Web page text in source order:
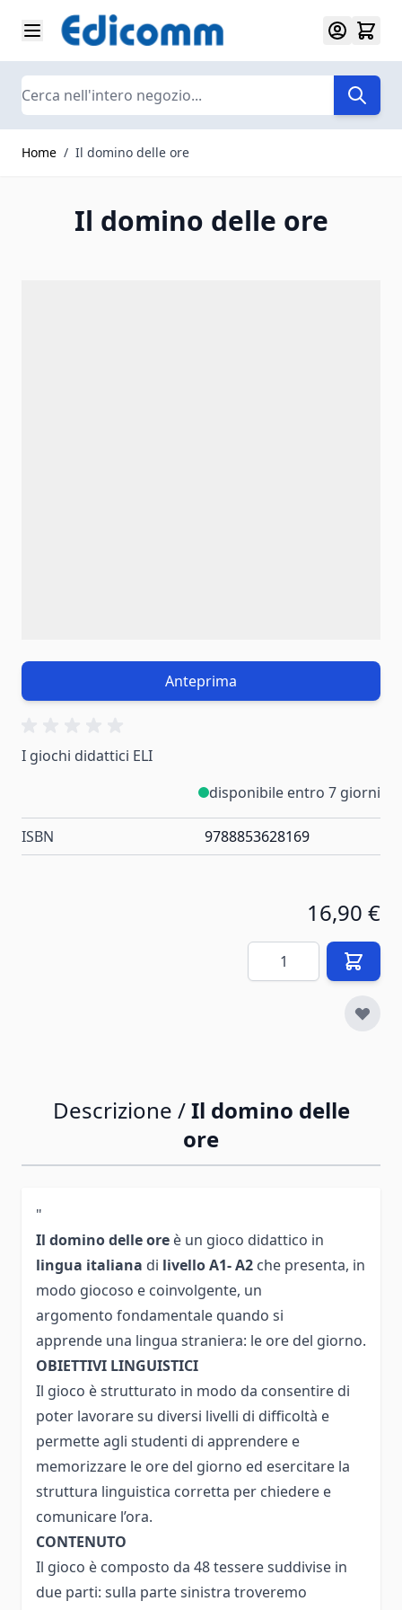
Salta al contenuto
Search
Home / Il domino delle ore
Il domino delle ore
Anteprima
I giochi didattici ELI
disponibile entro 7 giorni
ISBN 9788853628169
16,90 €
Quantità
Descrizione /Il domino delle
ore
"
Il domino delle ore è un gioco didattico in
lingua italiana di livello A1- A2 che presenta, in
modo giocoso e coinvolgente, un
argomento fondamentale quando si
apprende una lingua straniera: le ore del giorno.
OBIETTIVI LINGUISTICI
Il gioco è strutturato in modo da consentire di
poter lavorare su diversi livelli di difficoltà e
permette agli studenti di apprendere e
memorizzare le ore del giorno ed esercitare la
struttura linguistica corretta per chiedere e
comunicare l’ora.
CONTENUTO
Il gioco è composto da 48 tessere suddivise in
due parti: sulla parte sinistra troveremo